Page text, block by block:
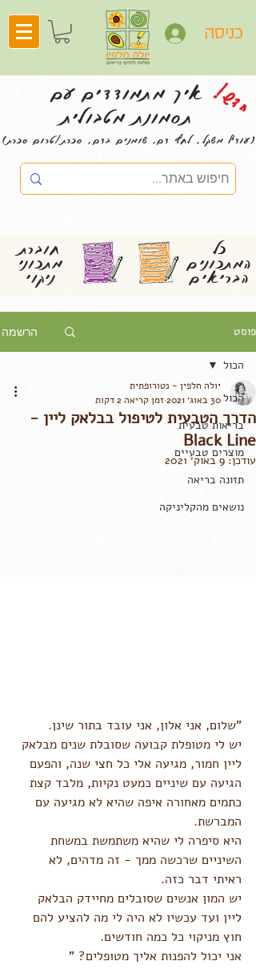
כניסה
איך מתמודדים עם
תסמונת מטבולית חדש!
(עודף משקל, לחץ דם, שומנים בדם, סכרת/טרום סכרת)
חוברת
מתכוני
ניקוי
כל
המתכונים
הבריאים
פוסט הרשמה
הכול
בריאות טבעית
מוצרים טבעיים
תזונה בריאה
נושאים מהקליניקה
הכול
הדרך הטבעית לטיפול בבלאק ליין -
Black Line
יולה חלפין - נטורופתית
30 באוג׳ 2021
זמן קריאה 2 דקות
עודכן:9 באוק׳ 2021
"שלום, אני אלון, אני עובד בתור שינן.
יש לי מטופלת קבועה שסובלת שנים מבלאק
ליין חמור, מגיעה אלי כל חצי שנה, והפעם
הגיעה עם שיניים כמעט נקיות, מלבד קצת
כתמים מאחורה איפה שהיא לא מגיעה עם
המברשת.
היא סיפרה לי שהיא משתמשת במשחת
השיניים שרכשה ממך - זה מדהים, לא
ראיתי דבר כזה.
יש המון אנשים שסובלים מחיידק הבלאק
ליין ועד עכשיו לא היה לי מה להציע להם
חוץ מניקוי כל כמה חודשים.
אני יכול להפנות אליך מטופלים? "